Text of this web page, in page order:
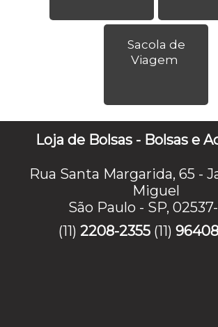
Sacola de
Viagem
Loja de Bolsas - Bolsas e
Rua Santa Margarida, 65 -
Miguel
São Paulo - SP,
(11) 2208-2355 (11)